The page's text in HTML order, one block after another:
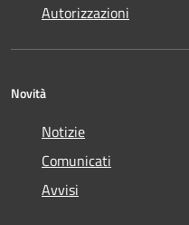
Autorizzazioni
Novità
Notizie
Comunicati
Avvisi